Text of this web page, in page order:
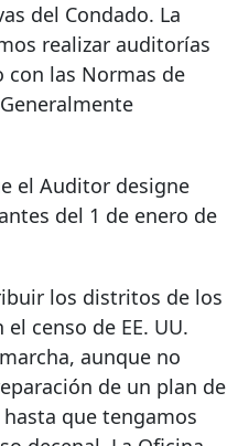
del Condado. La
realizar auditorías
con las Normas de
el Auditor designe
del 1 de enero de
los distritos de los
censo de EE. UU.
aunque no
de un plan de
que tengamos